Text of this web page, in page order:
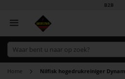
B2B
Home Nilfisk hogedrukreiniger